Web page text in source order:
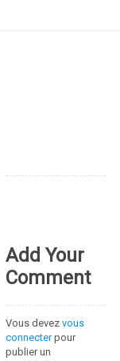
Add Your
Comment
Vous devez vous
connecterpour
publier un